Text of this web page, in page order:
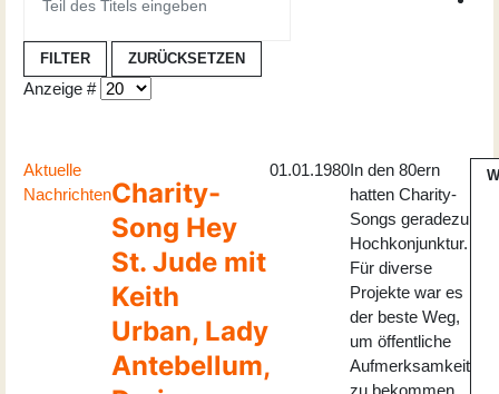
FILTER ZURÜCKSETZEN
Anzeige #
Aktuelle
NachrichtenCharity-
Song Hey
St. Jude mit
Keith
Urban, Lady
Antebellum,
01.01.1980In den 80ern
hatten Charity-
Songs geradezu
Hochkonjunktur.
Für diverse
Projekte war es
der beste Weg,
um öffentliche
Aufmerksamkeit